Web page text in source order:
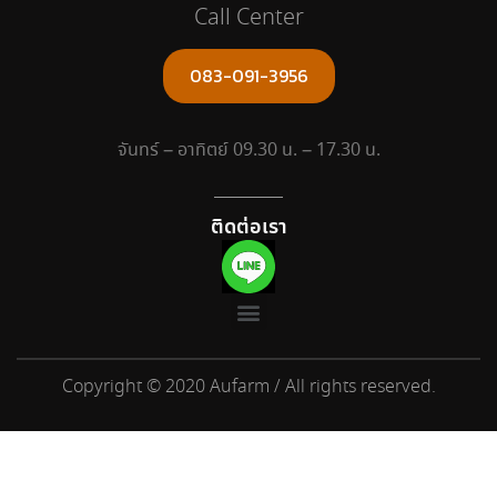
Call Center
083-091-3956
จันทร์ – อาทิตย์ 09.30 น. – 17.30 น.
ติดต่อเรา
Copyright © 2020 Aufarm / All rights reserved.